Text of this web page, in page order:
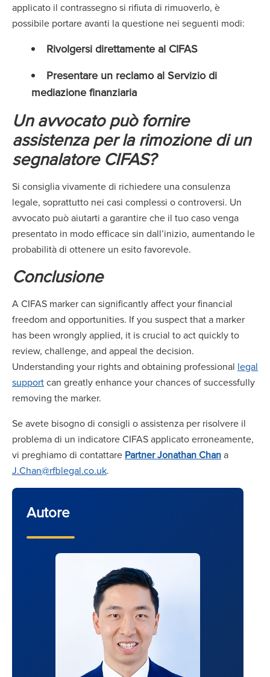
applicato il contrassegno si rifiuta di rimuoverlo, è
possibile portare avanti la questione nei seguenti modi:
Rivolgersi direttamente al CIFAS
Presentare un reclamo al Servizio di
mediazione finanziaria
Un avvocato può fornire
assistenza per la rimozione di un
segnalatore CIFAS?
Si consiglia vivamente di richiedere una consulenza
legale, soprattutto nei casi complessi o controversi. Un
avvocato può aiutarti a garantire che il tuo caso venga
presentato in modo efficace sin dall’inizio, aumentando le
probabilità di ottenere un esito favorevole.
Conclusione
A CIFAS marker can significantly affect your financial
freedom and opportunities. If you suspect that a marker
has been wrongly applied, it is crucial to act quickly to
review, challenge, and appeal the decision.
Understanding your rights and obtaining professional legal
supportcan greatly enhance your chances of successfully
removing the marker.
Se avete bisogno di consigli o assistenza per risolvere il
problema di un indicatore CIFAS applicato erroneamente,
vi preghiamo di contattare Partner Jonathan Chana
J.Chan@rfblegal.co.uk.
Autore